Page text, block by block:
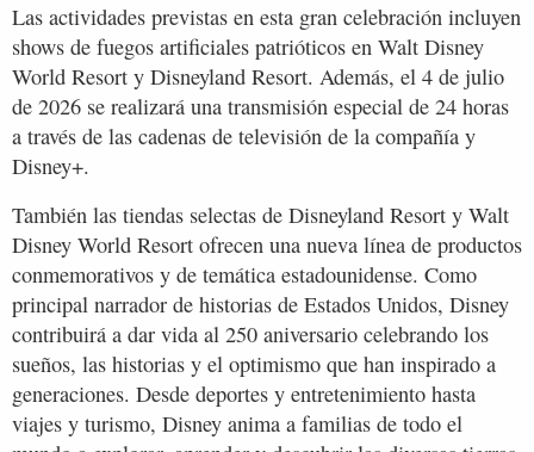
Las actividades previstas en esta gran celebración incluyen
shows de fuegos artificiales patrióticos en Walt Disney
World Resort y Disneyland Resort. Además, el 4 de julio
de 2026 se realizará una transmisión especial de 24 horas
a través de las cadenas de televisión de la compañía y
Disney+.
También las tiendas selectas de Disneyland Resort y Walt
Disney World Resort ofrecen una nueva línea de productos
conmemorativos y de temática estadounidense. Como
principal narrador de historias de Estados Unidos, Disney
contribuirá a dar vida al 250 aniversario celebrando los
sueños, las historias y el optimismo que han inspirado a
generaciones. Desde deportes y entretenimiento hasta
viajes y turismo, Disney anima a familias de todo el